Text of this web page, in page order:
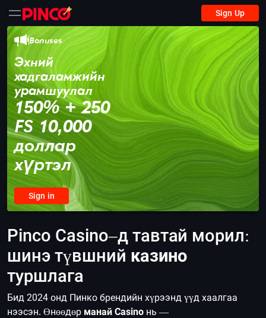
Sign Up
Bonuses
Эхний
хадгаламжийн
урамшуулал
150% + 250
FS 10,000
доллар
хүртэл
Sign in
Pinco Casino–д тавтай морил:
шинэ түвшний казино
туршлага
Бид 2024 онд Пинко брендийн хүрээнд үүд хаалгаа
нээсэн. Өнөөдөр манай Casino нь —